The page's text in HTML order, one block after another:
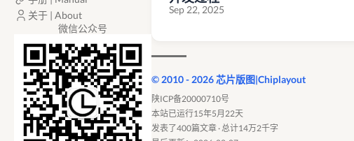
关于 | About
微信公众号
Sep 22, 2025
© 2010 - 2026 芯片版图|Chiplayout
陕ICP备20000710号
本站已运行15年5月22天
发表了400篇文章 · 总计14万2千字